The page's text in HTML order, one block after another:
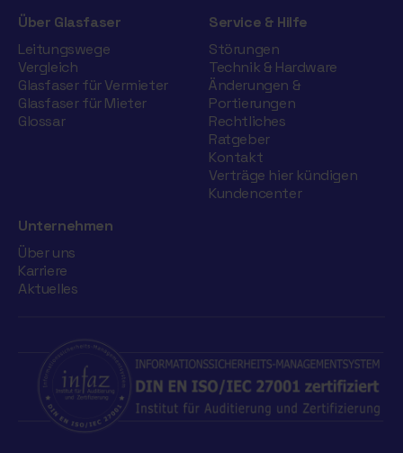
Über Glasfaser
Leitungswege
Vergleich
Glasfaser für Vermieter
Glasfaser für Mieter
Glossar
Service & Hilfe
Störungen
Technik & Hardware
Änderungen &
Portierungen
Rechtliches
Ratgeber
Kontakt
Verträge hier kündigen
Kundencenter
Unternehmen
Über uns
Karriere
Aktuelles